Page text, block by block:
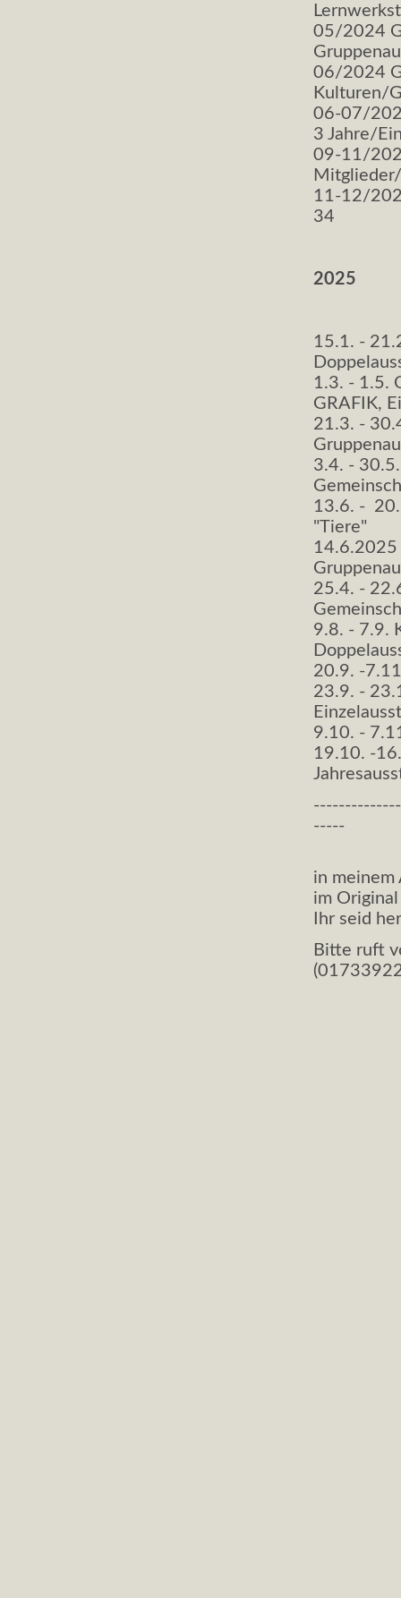
05/2024
06/2024
Kulturen/
06-07/
3 Jahre/
09-11/
11-12/
34
2025
15.1. -
1.3. - 1.5.
GRAFIK,
21.3. -
3.4. - 30.5.
13.6. -
"Tiere"
14.6.2025
25.4. -
9.8. - 7.9.
20.9. -
23.9. -
9.10. -
19.10. -
-----
in meinem
im
Ihr seid
Bitte ruft